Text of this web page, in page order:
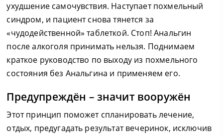
ухудшение самочувствия. Наступает похмельный
синдром, и пациент снова тянется за
«чудодейственной» таблеткой. Стоп! Анальгин
после алкоголя принимать нельзя. Поднимаем
краткое руководство по выходу из похмельного
состояния без Анальгина и применяем его.
Предупреждён – значит вооружён
Этот принцип поможет спланировать лечение,
отдых, предугадать результат вечеринок, исключив